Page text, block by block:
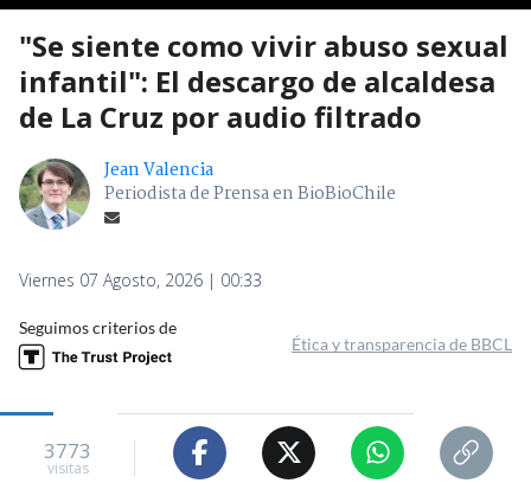
"Se siente como vivir abuso sexual
infantil": El descargo de alcaldesa
de La Cruz por audio filtrado
Jean Valencia
Periodista de Prensa en BioBioChile
Viernes 07 Agosto, 2026 | 00:33
Seguimos criterios de
Ética y transparencia de BBCL
3773
visitas